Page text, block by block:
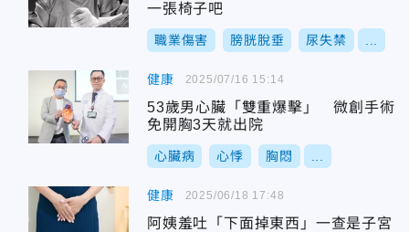
一張椅子吧
職業傷害 膀胱脫垂 尿失禁
健康
53歲男心臟「雙重爆擊」 微創手術
免開胸3天就出院
心臟病 心悸 胸悶
2025/07/16 15:14
健康
阿姨羞吐「下面掉東西」一查是子宮
2025/06/18 17:48